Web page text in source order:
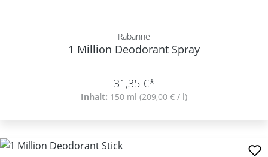
Rabanne
1 Million Deodorant Spray
31,35 €*
Inhalt: 150 ml (209,00 € / l)